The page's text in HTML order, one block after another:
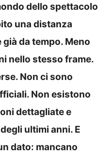
dello spettacolo
una distanza
da tempo. Meno
nello stesso frame.
Non ci sono
Non esistono
dettagliate e
ultimi anni. E
dato: mancano